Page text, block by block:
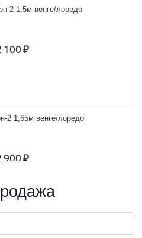
2 1,5м венге/лоредо
100 ₽
2 1,65м венге/лоредо
900 ₽